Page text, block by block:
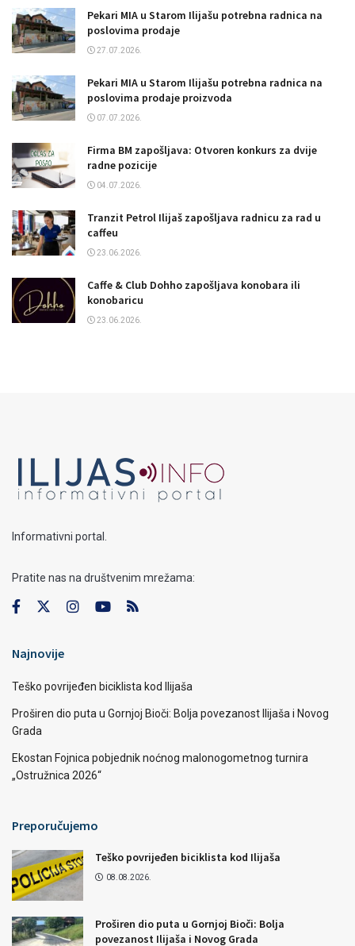
Pekari MIA u Starom Ilijašu potrebna radnica na
poslovima prodaje
27.07.2026.
Pekari MIA u Starom Ilijašu potrebna radnica na
poslovima prodaje proizvoda
07.07.2026.
Firma BM zapošljava: Otvoren konkurs za dvije
radne pozicije
04.07.2026.
Tranzit Petrol Ilijaš zapošljava radnicu za rad u
caffeu
23.06.2026.
Caffe & Club Dohho zapošljava konobara ili
konobaricu
23.06.2026.
Informativni portal.
Pratite nas na društvenim mrežama:
Najnovije
Teško povrijeđen biciklista kod Ilijaša
Proširen dio puta u Gornjoj Bioči: Bolja povezanost Ilijaša i Novog
Grada
Ekostan Fojnica pobjednik noćnog malonogometnog turnira
„Ostružnica 2026“
Preporučujemo
Teško povrijeđen biciklista kod Ilijaša
08.08.2026.
Proširen dio puta u Gornjoj Bioči: Bolja
povezanost Ilijaša i Novog Grada